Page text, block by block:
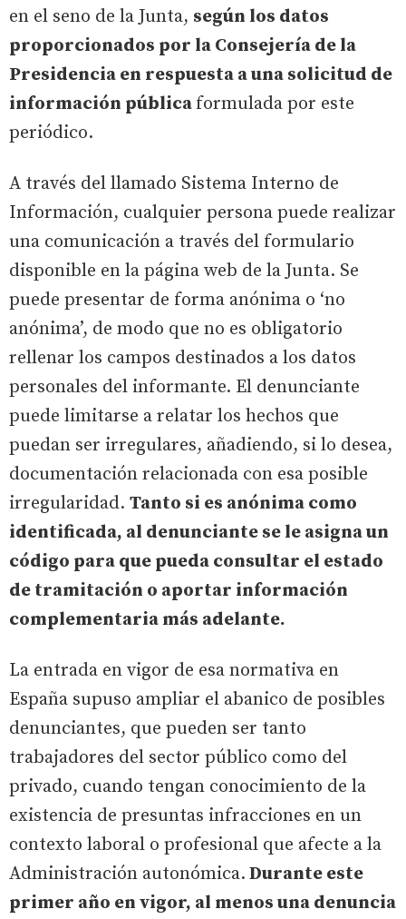
en el seno de la Junta, según los datos
proporcionados por la Consejería de la
Presidencia en respuesta a una solicitud de
información pública formulada por este
periódico.
A través del llamado Sistema Interno de
Información, cualquier persona puede realizar
una comunicación a través del formulario
disponible en la página web de la Junta. Se
puede presentar de forma anónima o ‘no
anónima’, de modo que no es obligatorio
rellenar los campos destinados a los datos
personales del informante. El denunciante
puede limitarse a relatar los hechos que
puedan ser irregulares, añadiendo, si lo desea,
documentación relacionada con esa posible
irregularidad. Tanto si es anónima como
identificada, al denunciante se le asigna un
código para que pueda consultar el estado
de tramitación o aportar información
complementaria más adelante.
La entrada en vigor de esa normativa en
España supuso ampliar el abanico de posibles
denunciantes, que pueden ser tanto
trabajadores del sector público como del
privado, cuando tengan conocimiento de la
existencia de presuntas infracciones en un
contexto laboral o profesional que afecte a la
Administración autonómica. Durante este
primer año en vigor, al menos una denuncia